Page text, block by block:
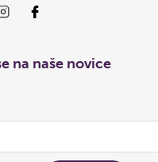
na naše novice